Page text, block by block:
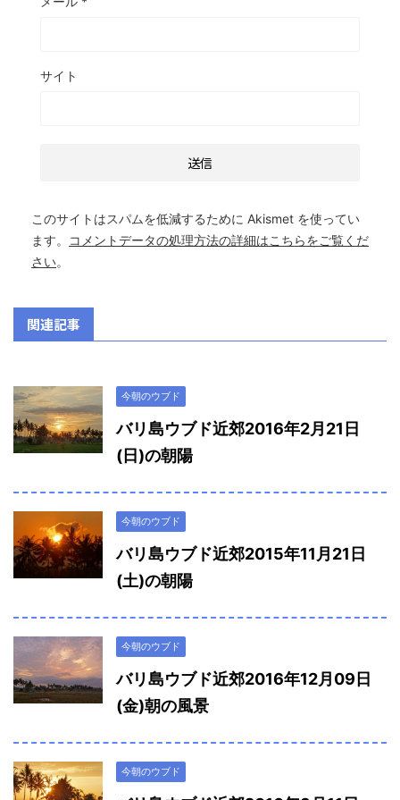
サイト
このサイトはスパムを低減するために Akismet を使ってい
ます。
コメントデータの処理方法の詳細はこちらをご覧くだ
さい。
関連記事
今朝のウブド
バリ島ウブド近郊2016年2月21日
(日)の朝陽
今朝のウブド
バリ島ウブド近郊2015年11月21日
(土)の朝陽
今朝のウブド
バリ島ウブド近郊2016年12月09日
(金)朝の風景
今朝のウブド